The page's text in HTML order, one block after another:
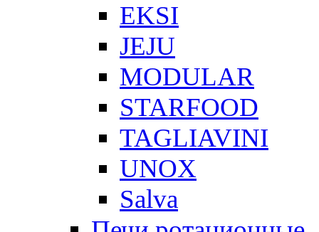
EKSI
JEJU
MODULAR
STARFOOD
TAGLIAVINI
UNOX
Salva